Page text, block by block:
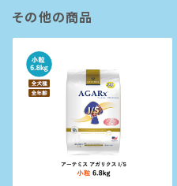
その他の商品